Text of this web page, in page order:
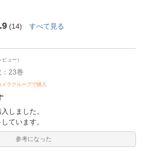
(14) すべて見る
ュー）
23巻
メラグループで購入
しました。
ています。
参考になった